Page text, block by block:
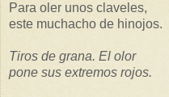
Para oler unos claveles,
este muchacho de hinojos.
Tiros de grana. El olor
pone sus extremos rojos.